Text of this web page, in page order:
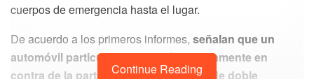
cuerpos de emergencia hasta el lugar.
De acuerdo a los primeros informes, señalan que un
automóvil particular se estrelló violentamente en
contra de la parte trasera de un tráiler de doble
Continue Reading